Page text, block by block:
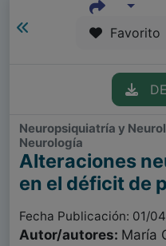
Favorito
Neuropsiquiatría y
Neurología
Alteraciones
en el déficit de
Fecha Publicación: 01/
Autor/autores: María